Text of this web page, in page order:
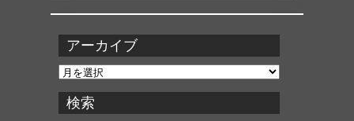
アーカイブ
ア
カ
イ
検索